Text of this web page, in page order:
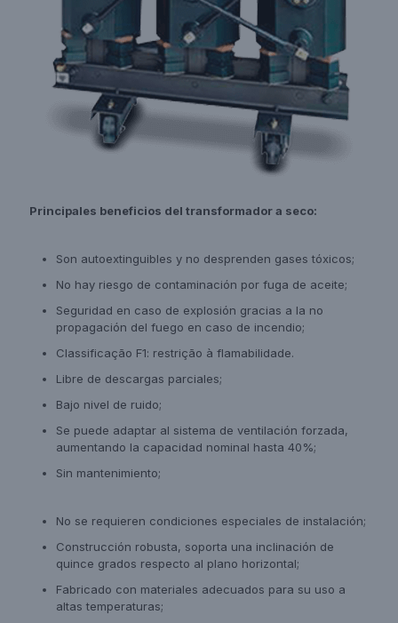
Principales beneficios del transformador a seco:
Son autoextinguibles y no desprenden gases tóxicos;
No hay riesgo de contaminación por fuga de aceite;
Seguridad en caso de explosión gracias a la no
propagación del fuego en caso de incendio;
Classificação F1: restrição à flamabilidade.
Libre de descargas parciales;
Bajo nivel de ruido;
Se puede adaptar al sistema de ventilación forzada,
aumentando la capacidad nominal hasta 40%;
Sin mantenimiento;
No se requieren condiciones especiales de instalación;
Construcción robusta, soporta una inclinación de
quince grados respecto al plano horizontal;
Fabricado con materiales adecuados para su uso a
altas temperaturas;